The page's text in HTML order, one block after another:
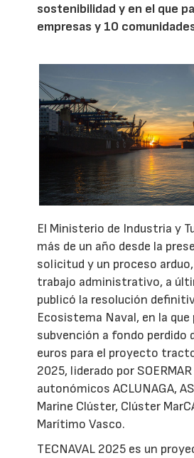
sostenibilidad y en el que
empresas y 10
El Ministerio de Industria y
más de un año desde la
solicitud y un proceso
trabajo administrativo, a
publicó la resolución
Ecosistema Naval, en la que
subvención a fondo perdido
euros para el proyecto
2025, liderado por
autonómicos ACLUNAGA,
Marine Clúster, Clúster
Marítimo Vasco.
TECNAVAL 2025 es un